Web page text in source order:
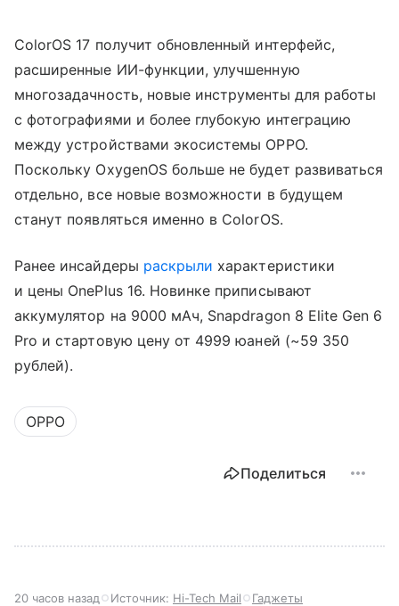
ColorOS 17 получит обновленный интерфейс,
расширенные ИИ-функции, улучшенную
многозадачность, новые инструменты для работы
с фотографиями и более глубокую интеграцию
между устройствами экосистемы OPPO.
Поскольку OxygenOS больше не будет развиваться
отдельно, все новые возможности в будущем
станут появляться именно в ColorOS.
Ранее инсайдеры раскрыли характеристики
и цены OnePlus 16. Новинке приписывают
аккумулятор на 9000 мАч, Snapdragon 8 Elite Gen 6
Pro и стартовую цену от 4999 юаней (~59 350
рублей).
OPPO
Поделиться
20 часов назад Источник: Hi-Tech Mail Гаджеты